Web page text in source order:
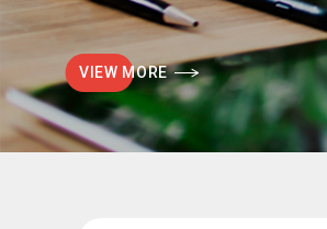
VIEW MORE